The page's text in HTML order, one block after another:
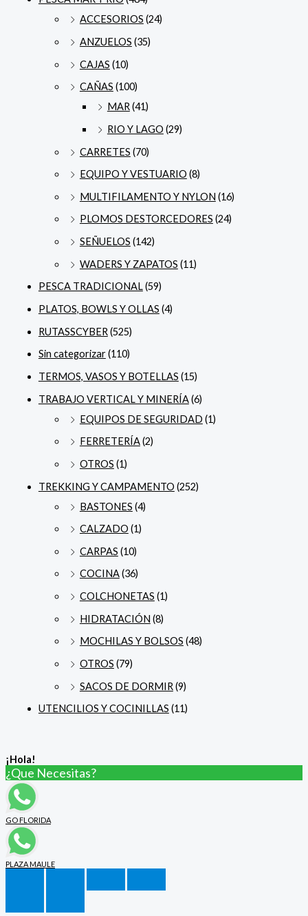
ACCESORIOS (24)
ANZUELOS (35)
CAJAS (10)
CAÑAS (100)
MAR(41)
RIO Y LAGO (29)
CARRETES (70)
EQUIPO Y VESTUARIO (8)
MULTIFILAMENTO Y NYLON (16)
PLOMOS DESTORCEDORES (24)
SEÑUELOS (142)
WADERS Y ZAPATOS (11)
PESCA TRADICIONAL(59)
PLATOS, BOWLS Y OLLAS (4)
RUTASSCYBER(525)
Sin categorizar(110)
TERMOS, VASOS Y BOTELLAS (15)
TRABAJO VERTICAL Y MINERÍA(6)
EQUIPOS DE SEGURIDAD (1)
FERRETERÍA(2)
OTROS (1)
TREKKING Y CAMPAMENTO (252)
BASTONES (4)
CALZADO (1)
CARPAS (10)
COCINA(36)
COLCHONETAS (1)
HIDRATACIÓN (8)
MOCHILAS Y BOLSOS (48)
OTROS (79)
SACOS DE DORMIR(9)
UTENCILIOS Y COCINILLAS (11)
¡Hola!
¿Que Necesitas?
GO FLORIDA
PLAZA MAULE